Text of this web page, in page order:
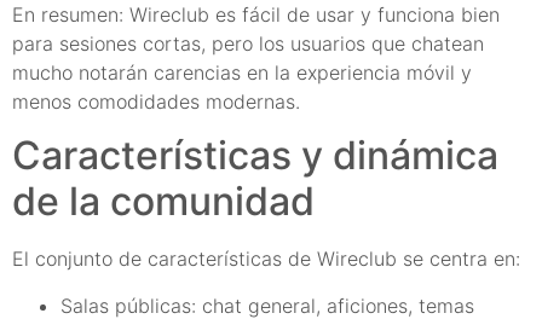
En resumen: Wireclub es fácil de usar y funciona bien
para sesiones cortas, pero los usuarios que chatean
mucho notarán carencias en la experiencia móvil y
menos comodidades modernas.
Características y dinámica
de la comunidad
El conjunto de características de Wireclub se centra en:
Salas públicas: chat general, aficiones, temas